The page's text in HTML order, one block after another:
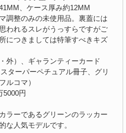
、ケース厚み約12MM
調整のみの未使用品。裏蓋には
われるスレがうっすらですがご
につきましては特筆すべきキズ
外）、ギャランティーカード
ターパーペチュアル冊子、グリ
ルコマ）
5000円
ラーであるグリーンのラッカー
な人気モデルです。